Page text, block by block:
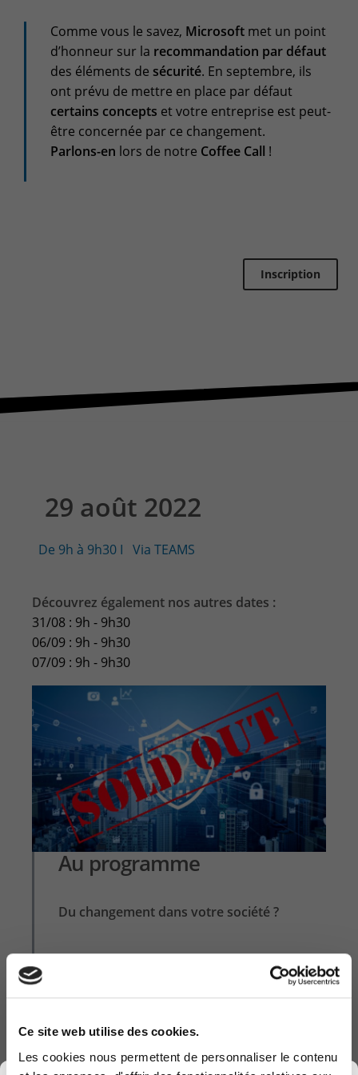
Ce site web utilise des cookies.
Les cookies nous permettent de personnaliser le contenu
Espace client
Centre de services
Support pour incidents & demandes de services
+32(0)800/12.712 (Belgique - Fr)
+32(0)800/12.812 (Belgique - Nl)
+352 8002 45 46 (Luxembourg - Fr)
Service Clients
Comme vous le savez, Microsoft met un point
d’honneur sur la recommandation par défaut
des éléments de sécurité. En septembre, ils
ont prévu de mettre en place par défaut
certains concepts et votre entreprise est peut-
être concernée par ce changement.
Parlons-en lors de notre Coffee Call !
Inscription
29 août 2022
De 9h à 9h30 I Via TEAMS
Découvrez également nos autres dates :
31/08 : 9h - 9h30
06/09 : 9h - 9h30
07/09 : 9h - 9h30
Au programme
Du changement dans votre société ?
-Activation du MFA pour tous
sur les nouveaux périphériques